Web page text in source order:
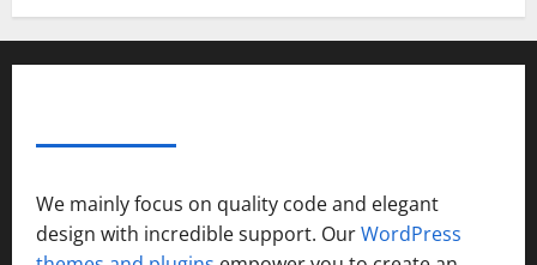
We mainly focus on quality code and elegant
design with incredible support. OurWordPress